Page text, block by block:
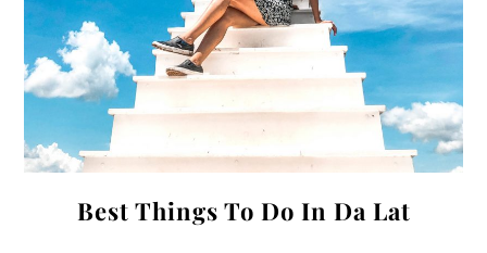
Best Things To Do In Da Lat